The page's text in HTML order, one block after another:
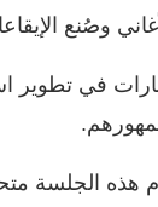
وصُنع
في تطوير